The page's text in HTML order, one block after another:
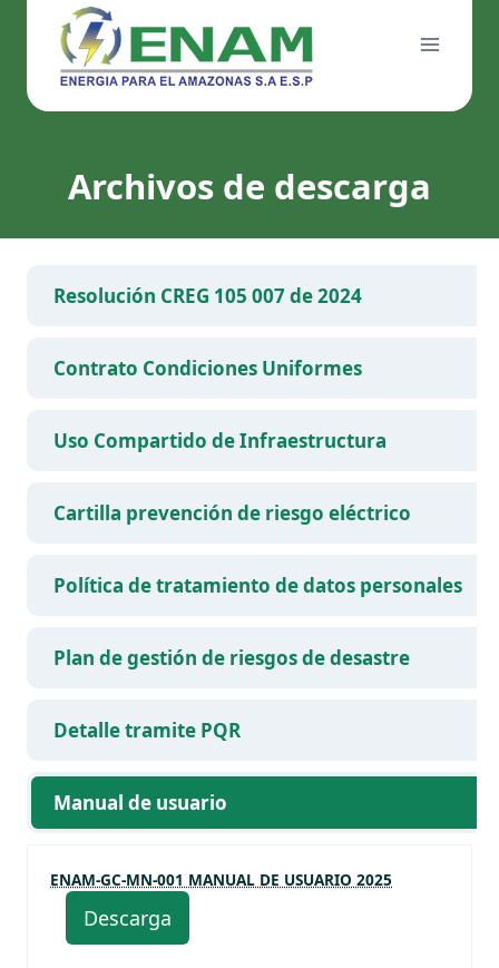
contenido
Archivos de descarga
Resolución CREG 105 007 de 2024
Contrato Condiciones Uniformes
Uso Compartido de Infraestructura
Cartilla prevención de riesgo eléctrico
Política de tratamiento de datos personales
Plan de gestión de riesgos de desastre
Detalle tramite PQR
Manual de usuario
ENAM-GC-MN-001 MANUAL DE USUARIO 2025
Descarga